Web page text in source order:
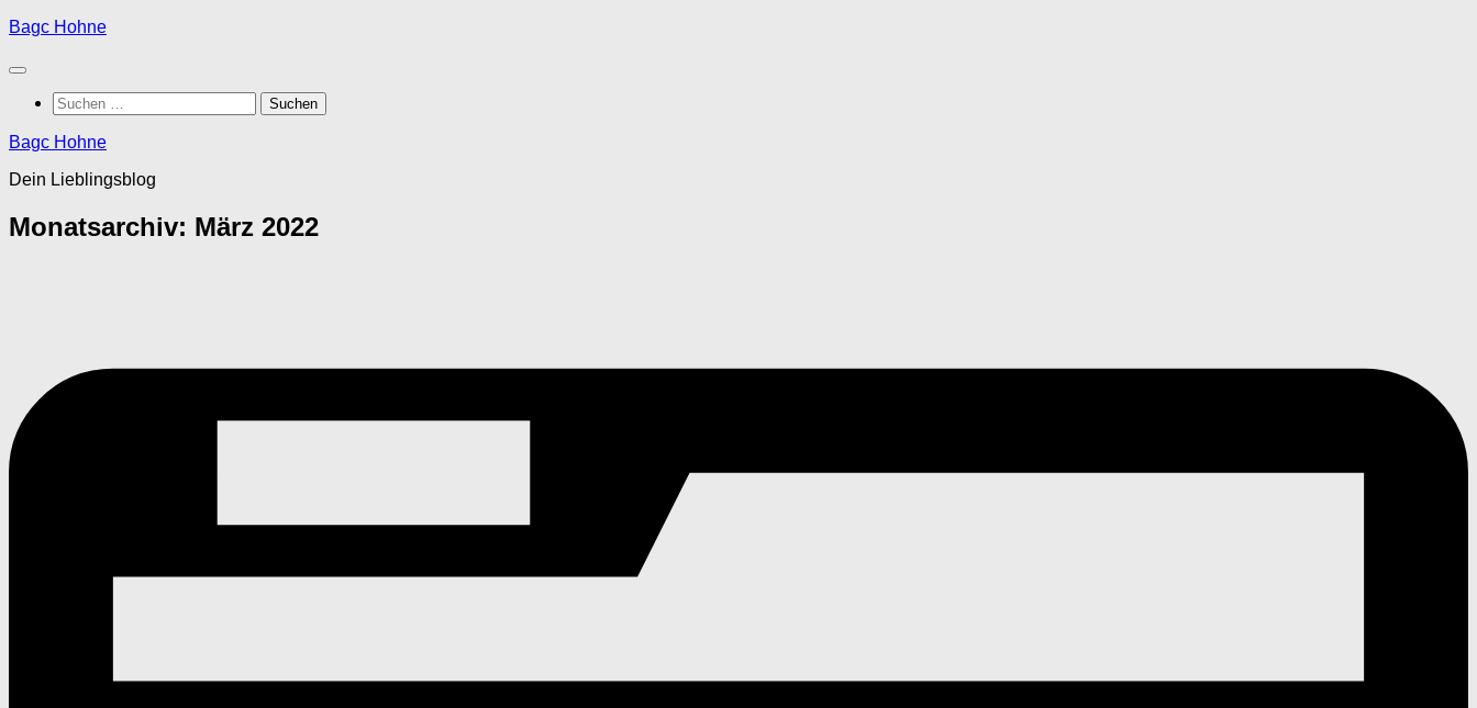
Zum
springen
Bagc Hohne
Suchen
nach:
Bagc Hohne
Dein Lieblingsblog
Monatsarchiv: März 2022